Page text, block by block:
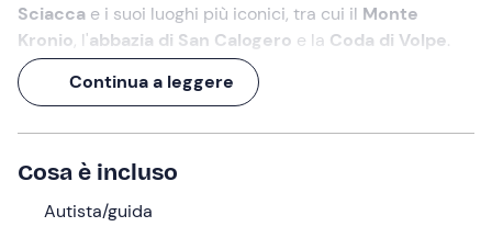
Sciacca e i suoi luoghi più iconici, tra cui il Monte
Kronio, l'abbazia di San Calogero e la Coda di Volpe.
Lasciati incantare da panorami meravigliosi e scopri le
leggende che si tramandano in questa zona!
Ci incontreremo al punto di ritrovo a
ci attenderà l'autista
Continua a leggere
Cosa è incluso
Autista/guida